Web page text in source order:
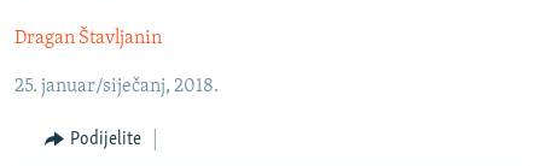
na
navigaciju
Pređite
KOSOVO
CRNA GORA
VIZUELNO
Dragan Štavljanin
25. januar/siječanj, 2018.
Podijelite